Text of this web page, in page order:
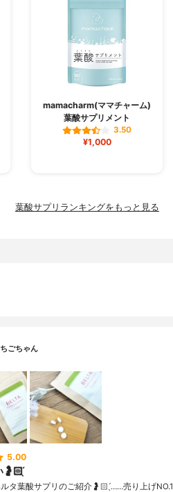
mamacharm(ママチャーム)
葉酸サプリメント
3.50
¥1,000
葉酸サプリランキングをもっと見る
ごちゃん
5.00
🤰🏻
タ⁡⁡葉酸サプリ⁡⁡のご紹介🤰🏻 ̖́⁡⁡……⁡⁡売り上げNO.1